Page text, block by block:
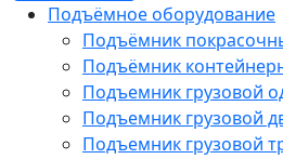
Подъёмное оборудование
Подъёмник
Подъёмник
Подъемник грузовой
Подъемник грузовой
Подъемник грузовой